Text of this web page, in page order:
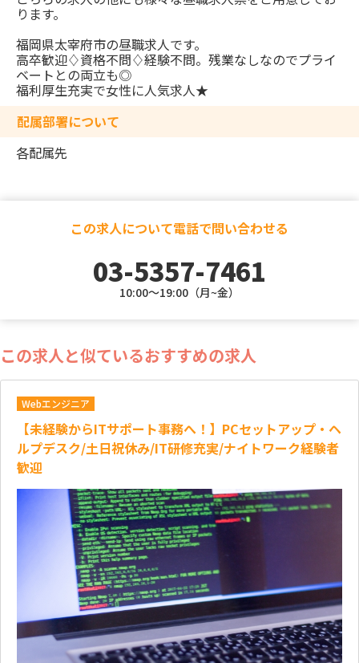
ります。
福岡県太宰府市の昼職求人です。
高卒歓迎♢資格不問♢経験不問。残業なしなのでプライ
ベートとの両立も◎
福利厚生充実で女性に人気求人★
配属部署について
各配属先
この求人について電話で問い合わせる
03-5357-7461
10:00～19:00（月~金）
この求人と似ているおすすめの求人
Webエンジニア
【未経験からITサポート事務へ！】PCセットアップ・ヘ
ルプデスク/土日祝休み/IT研修充実/ナイトワーク経験者
歓迎